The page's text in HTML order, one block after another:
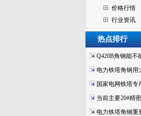
价格行情
行业资讯
热点排行
Q420B角钢能不
电力铁塔角钢
国家电网铁塔专
当前主要20#精
电力铁塔角钢